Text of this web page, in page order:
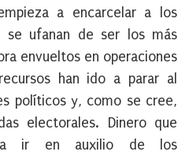
a encarcelar a los
se ufanan de ser los más
envueltos en operaciones
han ido a parar al
políticos y, como se cree,
electorales. Dinero que
ir en auxilio de los